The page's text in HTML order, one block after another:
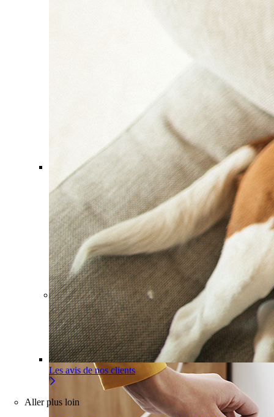
Comment ça marche ?
Les avis de nos clients
Aller plus loin
Pour un appartement Une installation adaptée à votre
intérieur